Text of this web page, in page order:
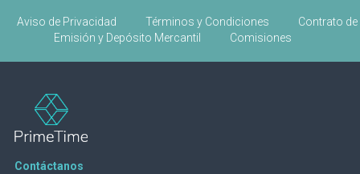
Aviso de Privacidad Términos y Condiciones
Contrato de
Emisión y Depósito Mercantil
Comisiones
Contáctanos